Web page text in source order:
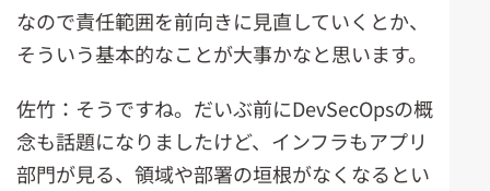
なので責任範囲を前向きに見直していくとか、
そういう基本的なことが大事かなと思います。
佐竹：そうですね。だいぶ前にDevSecOpsの概
念も話題になりましたけど、インフラもアプリ
部門が見る、領域や部署の垣根がなくなるとい